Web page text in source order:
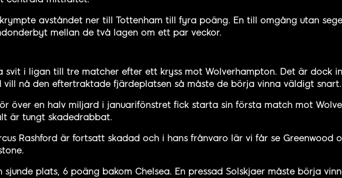
avståndet ner till Tottenham till fyra poäng. En till omgång utan
mellan de två lagen om ett par veckor.
svit i ligan till tre matcher efter ett kryss mot Wolverhampton. Det är dock
vill nå den eftertraktade fjärdeplatsen så måste de börja vinna väldigt snart.
över en halv miljard i januarifönstret fick starta sin första match mot
är tungt skadedrabbat.
Rashford är fortsatt skadad och i hans frånvaro lär vi får se
plats, 6 poäng bakom Chelsea. En pressad Solskjaer måste börja